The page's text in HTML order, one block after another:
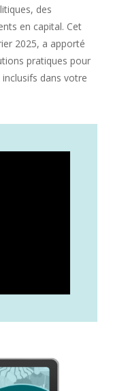
des
en capital. Cet
2025, a apporté
pratiques pour
dans votre